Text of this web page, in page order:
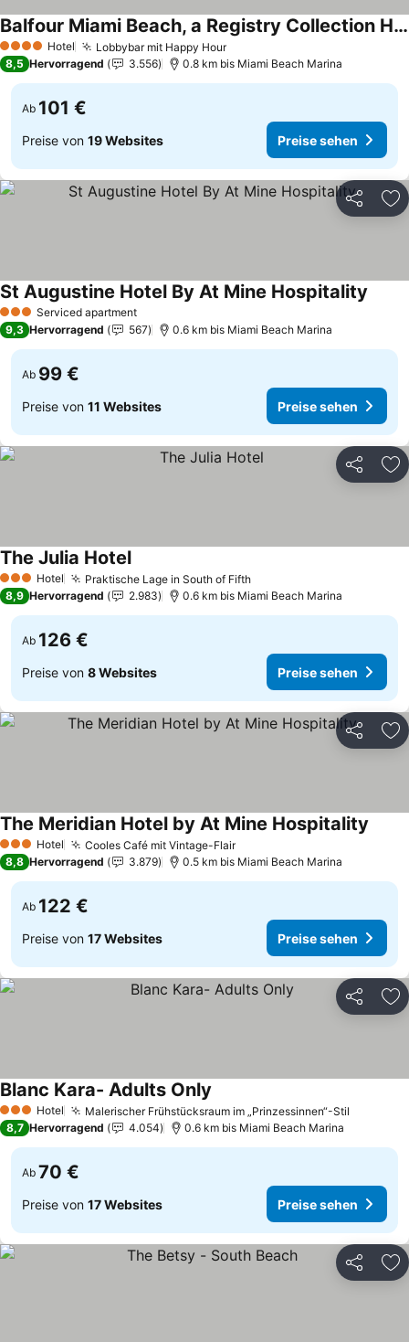
4 Sterne Hotel Lobbybar mit Happy HourPreise sehen
Balfour Miami Beach, a Registry Collection Hotel
Preise sehen
8,5 Hervorragend 3.556 0.8 km bis Miami Beach Marina
Ab 101 €
Preise von 19 Websites Preise sehen
Teilen
3 SterneServiced apartment
St Augustine Hotel By At Mine Hospitality
9,3 Hervorragend 567 0.6 km bis Miami Beach Marina
Ab 99 €
Preise von 11 Websites Preise sehen
Teilen
3 SterneHotel Praktische Lage in South of FifthPreise sehen
The Julia HotelPreise sehen
8,9 Hervorragend 2.983 0.6 km bis Miami Beach Marina
Ab 126 €
Preise von 8 Websites Preise sehen
Teilen
3 SterneHotel Cooles Café mit Vintage-FlairPreise sehen
The Meridian Hotel by At Mine Hospitality
8,8 Hervorragend 3.879 0.5 km bis Miami Beach Marina
Ab 122 €
Preise von 17 Websites Preise sehen
Teilen
3 SterneHotel Malerischer Frühstücksraum im „Prinzessinnen“-Stil
Blanc Kara- Adults Only
8,7 Hervorragend 4.054 0.6 km bis Miami Beach Marina
Ab 70 €
Preise von 17 Websites Preise sehen
Teilen